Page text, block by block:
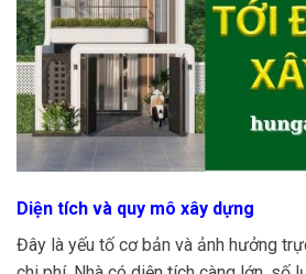
Diện tích và quy mô xây dựng
Đây là yếu tố cơ bản và ảnh hưởng